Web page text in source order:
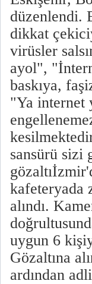
düzenlendi.
dikkat
virüsler
ayol",
baskıya,
"Ya internet
sansürü sizi
kafeteryada
alındı.
uygun 6
Gözaltına
ardından